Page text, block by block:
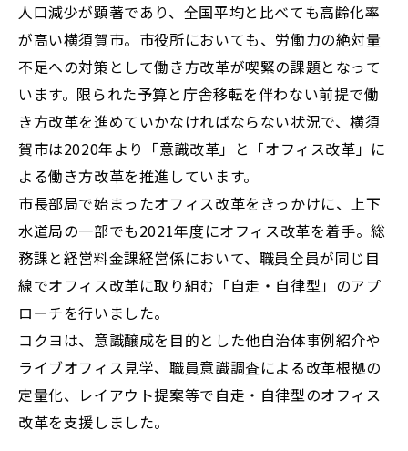
人口減少が顕著であり、全国平均と比べても高齢化率
が高い横須賀市。市役所においても、労働力の絶対量
不足への対策として働き方改革が喫緊の課題となって
います。限られた予算と庁舎移転を伴わない前提で働
き方改革を進めていかなければならない状況で、横須
賀市は2020年より「意識改革」と「オフィス改革」に
よる働き方改革を推進しています。
市長部局で始まったオフィス改革をきっかけに、上下
水道局の一部でも2021年度にオフィス改革を着手。総
務課と経営料金課経営係において、職員全員が同じ目
線でオフィス改革に取り組む「自走・自律型」のアプ
ローチを行いました。
コクヨは、意識醸成を目的とした他自治体事例紹介や
ライブオフィス見学、職員意識調査による改革根拠の
定量化、レイアウト提案等で自走・自律型のオフィス
改革を支援しました。